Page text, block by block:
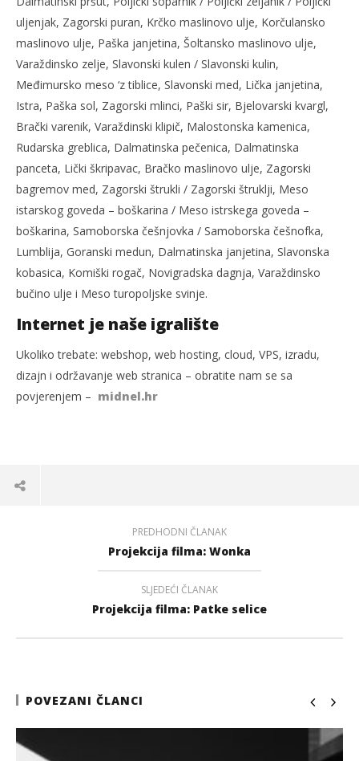
uljenjak, Zagorski puran, Krčko maslinovo ulje, Korčulansko
maslinovo ulje, Paška janjetina, Šoltansko maslinovo ulje,
Varaždinsko zelje, Slavonski kulen / Slavonski kulin,
Međimursko meso ‘z tiblice, Slavonski med, Lička janjetina,
Istra, Paška sol, Zagorski mlinci, Paški sir, Bjelovarski kvargl,
Brački varenik, Varaždinski klipič, Malostonska kamenica,
Rudarska greblica, Dalmatinska pečenica, Dalmatinska
panceta, Lički škripavac, Bračko maslinovo ulje, Zagorski
bagremov med, Zagorski štrukli / Zagorski štruklji, Meso
istarskog goveda – boškarina / Meso istrskega goveda –
boškarina, Samoborska češnjovka / Samoborska češnofka,
Lumblija, Goranski medun, Dalmatinska janjetina, Slavonska
kobasica, Komiški rogač, Novigradska dagnja, Varaždinsko
bučino ulje i Meso turopoljske svinje.
Internet je naše igralište
Ukoliko trebate: webshop, web hosting, cloud, VPS, izradu,
dizajn i održavanje web stranica – obratite nam se sa
povjerenjem – midnel.hr
PREDHODNI ČLANAK
Projekcija filma: Wonka
SLJEDEĆI ČLANAK
Projekcija filma: Patke selice
POVEZANI ČLANCI